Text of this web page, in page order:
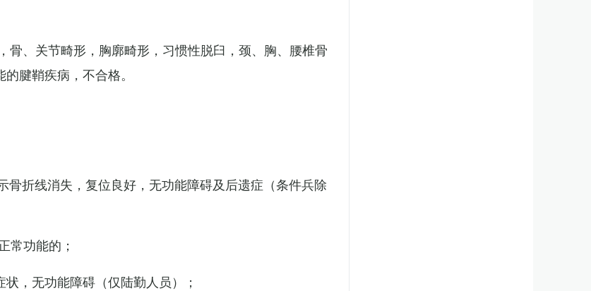
骨、关节畸形，胸廓畸形，习惯性脱臼，颈、胸、腰椎骨
腱鞘疾病，不合格。
骨折线消失，复位良好，无功能障碍及后遗症（条件兵除
常功能的；
，无功能障碍（仅陆勤人员）；